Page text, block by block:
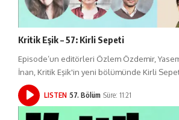
Kritik Eşik – 57: Kirli Sepeti
Episode’un editörleri Özlem Özdemir,
İnan, Kritik Eşik'in yeni bölümünde Kirli
LISTEN 57. Bölüm Süre: 11:21